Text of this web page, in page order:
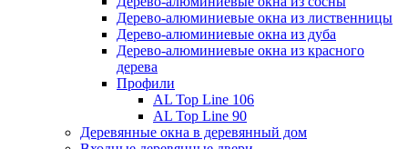
Дерево-алюминиевые окна из лиственницы
Дерево-алюминиевые окна из дуба
Дерево-алюминиевые окна из красного
дерева
Профили
AL Top Line 106
AL Top Line 90
Деревянные окна в деревянный дом